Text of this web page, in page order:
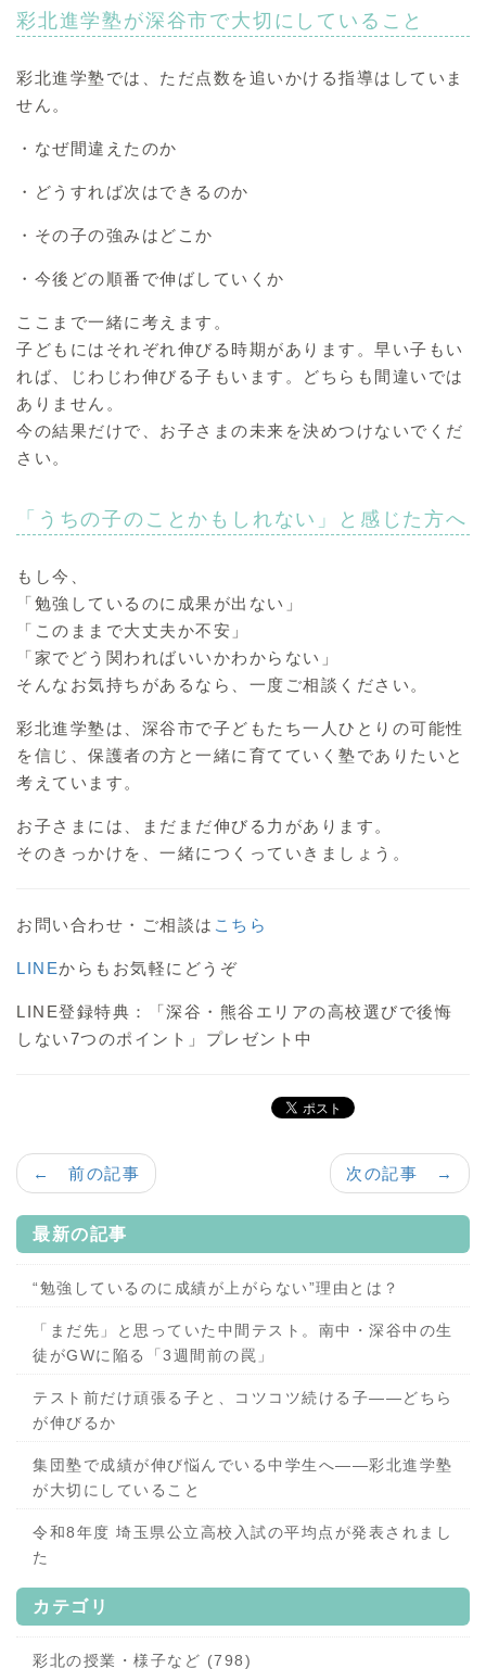
彩北進学塾が深谷市で大切にしていること
彩北進学塾では、ただ点数を追いかける指導はしていま
せん。
・なぜ間違えたのか
・どうすれば次はできるのか
・その子の強みはどこか
・今後どの順番で伸ばしていくか
ここまで一緒に考えます。
子どもにはそれぞれ伸びる時期があります。早い子もい
れば、じわじわ伸びる子もいます。どちらも間違いでは
ありません。
今の結果だけで、お子さまの未来を決めつけないでくだ
さい。
「うちの子のことかもしれない」と感じた方へ
もし今、
「勉強しているのに成果が出ない」
「このままで大丈夫か不安」
「家でどう関わればいいかわからない」
そんなお気持ちがあるなら、一度ご相談ください。
彩北進学塾は、深谷市で子どもたち一人ひとりの可能性
を信じ、保護者の方と一緒に育てていく塾でありたいと
考えています。
お子さまには、まだまだ伸びる力があります。
そのきっかけを、一緒につくっていきましょう。
お問い合わせ・ご相談は こちら
LINEからもお気軽にどうぞ
LINE登録特典：「深谷・熊谷エリアの高校選びで後悔
しない7つのポイント」プレゼント中
次の記事 →
← 前の記事
最新の記事
“勉強しているのに成績が上がらない”理由とは？
「まだ先」と思っていた中間テスト。南中・深谷中の生
徒がGWに陥る「3週間前の罠」
テスト前だけ頑張る子と、コツコツ続ける子——どちら
が伸びるか
集団塾で成績が伸び悩んでいる中学生へ——彩北進学塾
が大切にしていること
令和8年度 埼玉県公立高校入試の平均点が発表されまし
た
カテゴリ
彩北の授業・様子など (798)